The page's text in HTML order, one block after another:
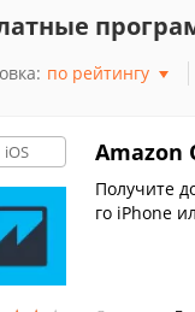
по рейтингу
iOS Amazon
Получите
го iPhone